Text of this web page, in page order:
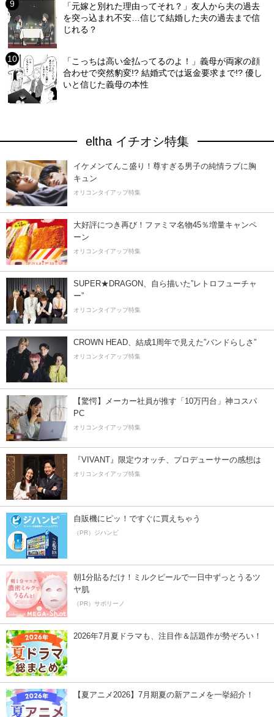
「元嫁と別れた理由ってそれ？」友人から夫の過去
を突っ込まれ不安…信じて結婚した夫の過去まで信
じれる？
「こっちは高い金払ってるのよ！」義母が両家の顔
合わせで突然豹変!? 結婚式では返金要求まで!? 優し
いと信じた義母の本性
eltha イチオシ特集
イケメンてんこ盛り！尊すぎる男子の純情ラブに胸
キュン
オリコンタイアップ特集
大好評につき再び！ファミマ名物45％増量キャンペ
ーン
オリコンタイアップ特集
SUPER★DRAGON、自ら描いた”レトロフューチャ
ー”
オリコンタイアップ特集
CROWN HEAD、結成1周年で見えた”バンドらしさ”
オリコンタイアップ特集
【驚愕】メーカー社員が推す「10万円台」神コスパ
PC
オリコンタイアップ特集
『VIVANT』限定ウオッチ、プロデューサーの感想は
オリコンタイアップ特集
自販機にピッ！ですぐに買えちゃう
（PR）ジハンピ
朝1分貼るだけ！ミルクピールで一日中ずっとうるツ
ヤ肌
（PR）サボリーノ
2026年7月夏ドラマも、注目作＆話題作が勢ぞろい！
【夏アニメ2026】7月期夏の新アニメを一挙紹介！